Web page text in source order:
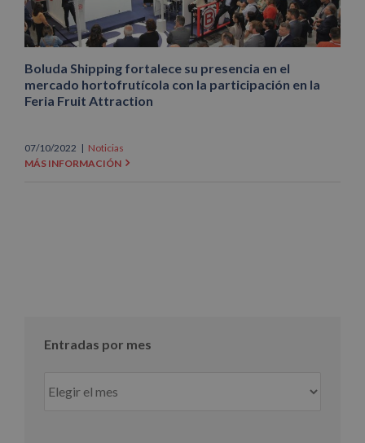
Boluda Shipping fortalece su presencia en el
mercado hortofrutícola con la participación en la
Feria Fruit Attraction
07/10/2022 | Noticias
MÁS INFORMACIÓN
Entradas por mes
por